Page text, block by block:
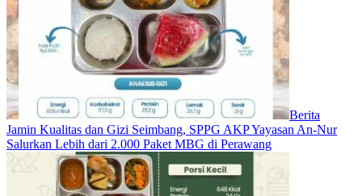
Berita
Jamin Kualitas dan Gizi Seimbang, SPPG AKP Yayasan An-Nur
Salurkan Lebih dari 2.000 Paket MBG di Perawang